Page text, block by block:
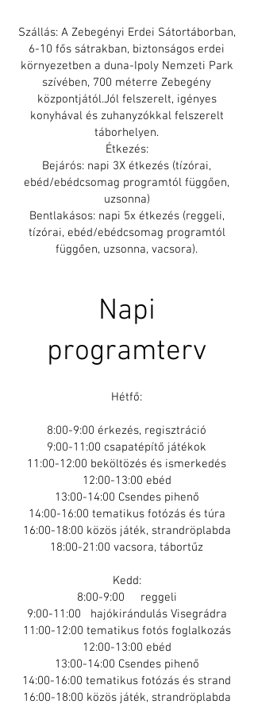
Szállás: A Zebegényi Erdei Sátortáborban,
6-10 fős sátrakban, biztonságos erdei
környezetben a duna-Ipoly Nemzeti Park
szívében, 700 méterre Zebegény
központjától.Jól felszerelt, igényes
konyhával és zuhanyzókkal felszerelt
táborhelyen.
Étkezés:
Bejárós: napi 3X étkezés (tízórai,
ebéd/ebédcsomag programtól függően,
uzsonna)
Bentlakásos: napi 5x étkezés (reggeli,
tízórai, ebéd/ebédcsomag programtól
függően, uzsonna, vacsora).
Napi
programterv
Hétfő:
8:00-9:00 érkezés, regisztráció
9:00-11:00 csapatépítő játékok
11:00-12:00 beköltözés és ismerkedés
12:00-13:00 ebéd
13:00-14:00 Csendes pihenő
14:00-16:00 tematikus fotózás és túra
16:00-18:00 közös játék, strandröplabda
18:00-21:00 vacsora, tábortűz
Kedd:
8:00-9:00 reggeli
9:00-11:00 hajókirándulás Visegrádra
11:00-12:00 tematikus fotós foglalkozás
12:00-13:00 ebéd
13:00-14:00 Csendes pihenő
14:00-16:00 tematikus fotózás és strand
16:00-18:00 közös játék, strandröplabda